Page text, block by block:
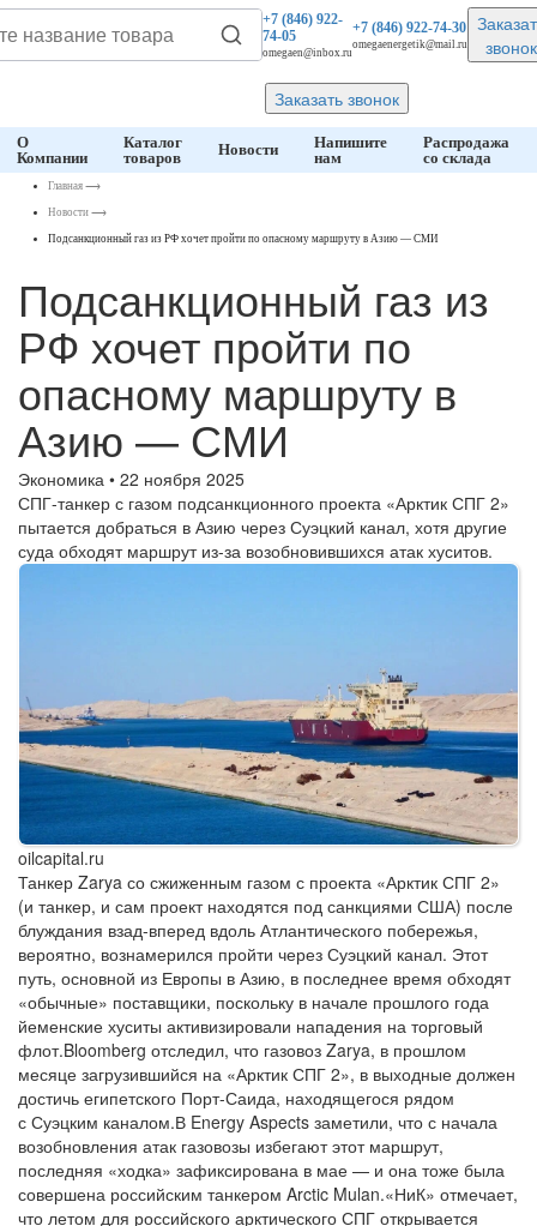
+7 (846)922-
74-05
omegaen@inbox.ru
+7 (846)922-74-30
omegaenergetik@mail.ru
звонок
Заказать звонок
О
Компании
Каталог
товаров
Новости
Напишите
нам
Распродажа
со склада
Главная ⟶
Новости ⟶
Подсанкционный газ из РФ хочет пройти по опасному маршруту в Азию — СМИ
Подсанкционный газ из
РФ хочет пройти по
опасному маршруту в
Азию — СМИ
Экономика • 22 ноября 2025
СПГ-танкер с газом подсанкционного проекта «Арктик СПГ 2»
пытается добраться в Азию через Суэцкий канал, хотя другие
суда обходят маршрут из-за возобновившихся атак хуситов.
oilcapital.ru
Танкер Zarya со сжиженным газом с проекта «Арктик СПГ 2»
(и танкер, и сам проект находятся под санкциями США) после
блуждания взад-вперед вдоль Атлантического побережья,
вероятно, вознамерился пройти через Суэцкий канал. Этот
путь, основной из Европы в Азию, в последнее время обходят
«обычные» поставщики, поскольку в начале прошлого года
йеменские хуситы активизировали нападения на торговый
флот.Bloomberg отследил, что газовоз Zarya, в прошлом
месяце загрузившийся на «Арктик СПГ 2», в выходные должен
достичь египетского Порт-Саида, находящегося рядом
с Суэцким каналом.В Energy Aspects заметили, что с начала
возобновления атак газовозы избегают этот маршрут,
последняя «ходка» зафиксирована в мае — и она тоже была
совершена российским танкером Arctic Mulan.«НиК» отмечает,
что летом для российского арктического СПГ открывается